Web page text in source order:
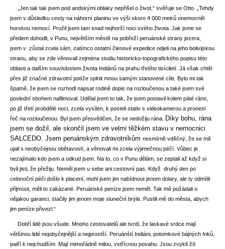
„Jen tak tak jsem pod andskými oblaky nepřišel o život,“ svěřuje se Otto. „Tehdy
jsem v důsledku cesty na náhorní planinu ve výši skoro 4 000 metrů onemocněl
horskou nemocí. Prožil jsem tam snad nejhorší noci svého života. Jak jsme se
předem dohodli, v Punu, největším městě na pobřeží peruánské strany jezera,
jsem v zůstal zcela sám, zatímco ostatní členové expedice odjeli na jeho bolivijskou
stranu, aby se zde věnovali zejména studiu historicko-topografického popisu této
oblasti a dalším souvislostem života Indiánů na prahu třetího tisíciletí. Já však chtěl
přes již značné zdravotní potíže splnit mnou samým stanovené cíle. Bylo mi tak
špatně, že jsem se rozhodl napsat rodině dopis na rozloučenou a také jsem své
poslední sbohem nafilmoval. Udělal jsem to tak, že jsem postavil kolem páté ráno,
po již třetí probdělé noci, zcela vysílen, k posteli stativ s videokamerou a pronesl
řeč na rozloučenou. Byl jsem přesvědčen, že se nedožiju rána.
Díky bohu, rána
jsem se dožil, ale skončil jsem ve velmi těžkém stavu v nemocnici
SALCEDO. Jsem peruánským zdravotníkům nesmírně vděčný, že se mě
ujali s neobyčejnou obětavostí, a věnovali mi zcela výjimečnou péčí. Vůbec je
nezajímalo kdo jsem a odkud jsem. Na to, co v Punu dělám, se zeptali až když si
byli jisti, že přežiju. Neměl jsem u sebe ani cestovní pas. Když druhý den po
celonoční péči došlo k placení, mohl jsem jim nabídnout jenom dolary, ale ty odmítli
přijmout, měli to zakázané. Peruánské peníze jsem neměl. Tak mě požádali o
nějakou garanci, stačily jim jenom moje sluneční brýle. Pustili mě do města, abych
jim peníze přivezl.“
Dobří lidé jsou všude. Mnoho cestovatelů ale tvrdí, že laskavé srdce mají
většinou lidé nejobyčejnější a nejprostší. Peruánští Indiáni, potomkové bájných Inků,
patří k nejchudším. Mají mimořádně milou, vstřícnou povahu. Jsou zvyklí žít